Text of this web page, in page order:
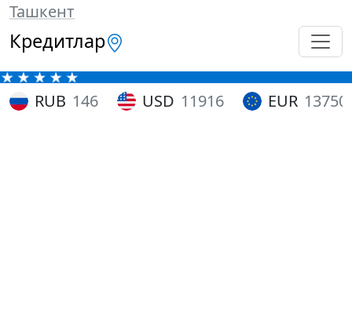
Ташкент
Кредитлар
RUB 146 USD 11916 EUR 13750